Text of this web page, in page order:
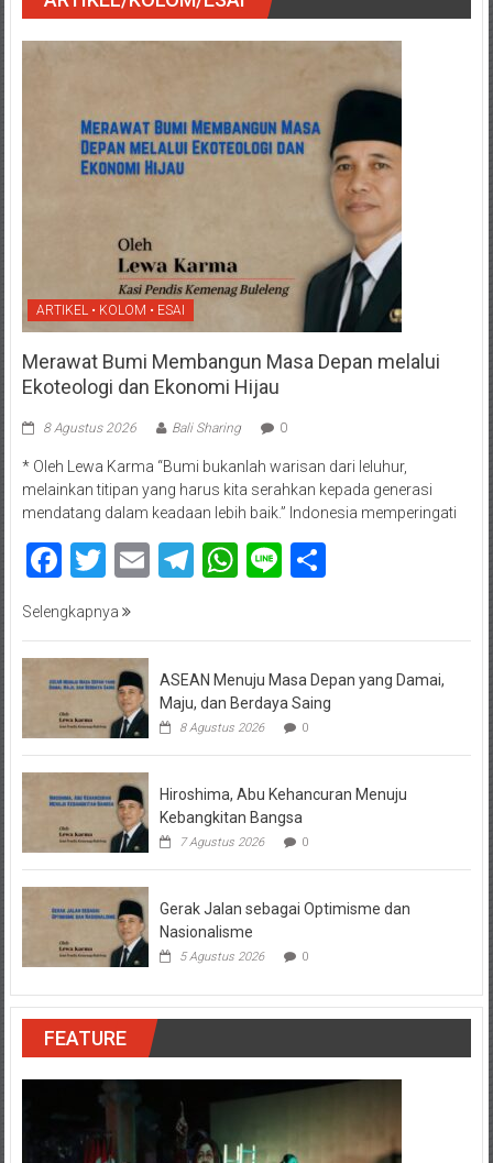
ARTIKEL • KOLOM • ESAI
Merawat Bumi Membangun Masa Depan melalui
Ekoteologi dan Ekonomi Hijau
8 Agustus 2026 Bali Sharing 0
* Oleh Lewa Karma “Bumi bukanlah warisan dari leluhur,
melainkan titipan yang harus kita serahkan kepada generasi
mendatang dalam keadaan lebih baik.” Indonesia memperingati
Facebook
Twitter
EmailTelegram
WhatsApp
LineShare
Selengkapnya
ASEAN Menuju Masa Depan yang Damai,
Maju, dan Berdaya Saing
8 Agustus 2026 0
Hiroshima, Abu Kehancuran Menuju
Kebangkitan Bangsa
7 Agustus 2026 0
Gerak Jalan sebagai Optimisme dan
Nasionalisme
5 Agustus 2026 0
FEATURE